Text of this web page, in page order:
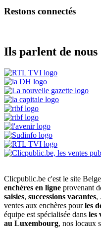
Restons connectés
Ils parlent de nous
Clicpublic.be c'est le site
enchères en ligne provenant
saisies, successions vacantes,
ventes aux enchères pourles
équipe est spécialisée dans les
au Luxembourg, nos locaux